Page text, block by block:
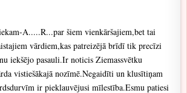
A.....R...par šiem vienkāršajiem,bet tai
vārdiem,kas patreizējā brīdī tik precīzi
iekšējo pasauli.Ir noticis Ziemassvētku
vistiešākajā nozīmē.Negaidīti un klusītiņam
ir pieklauvējusi mīlestība.Esmu patiesi